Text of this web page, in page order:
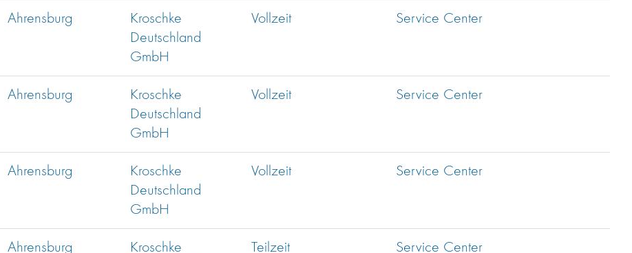
Ahrensburg
Kroschke
Deutschland
GmbH
Vollzeit Service Center
Ahrensburg
Kroschke
Deutschland
GmbH
Vollzeit Service Center
Ahrensburg
Kroschke
Deutschland
GmbH
Vollzeit Service Center
Ahrensburg
Kroschke
Teilzeit Service Center